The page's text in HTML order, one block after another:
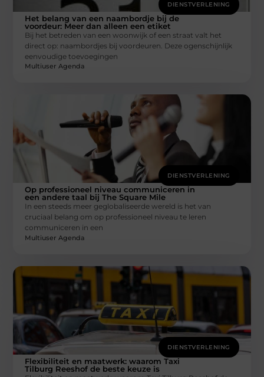
DIENSTVERLENING
Het belang van een naambordje bij de
voordeur: Meer dan alleen een etiket
Bij het betreden van een woonwijk of een straat valt het
direct op: naambordjes bij voordeuren. Deze ogenschijnlijk
eenvoudige toevoegingen
Multiuser Agenda
DIENSTVERLENING
Op professioneel niveau communiceren in
een andere taal bij The Square Mile
In een steeds meer geglobaliseerde wereld is het van
cruciaal belang om op professioneel niveau te leren
communiceren in een
Multiuser Agenda
DIENSTVERLENING
Flexibiliteit en maatwerk: waarom Taxi
Tilburg Reeshof de beste keuze is